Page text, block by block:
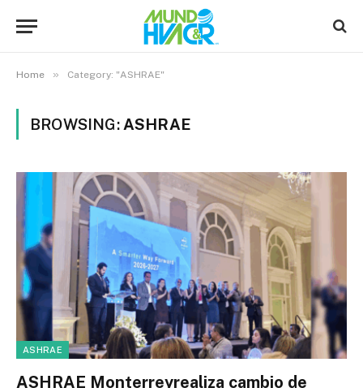
Home » Category: "ASHRAE"
BROWSING: ASHRAE
ASHRAE
ASHRAE Monterreyrealiza cambio de